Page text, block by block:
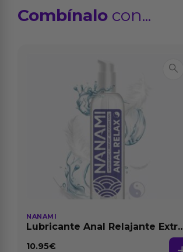
Combínalo con...
NANAMI
Lubricante Anal Relajante Extra
10.95€